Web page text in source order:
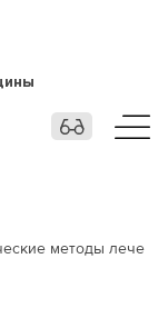
методы